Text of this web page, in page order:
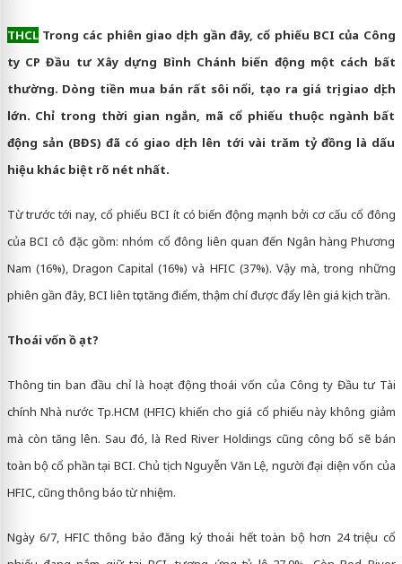
THCLTrong các phiên giao dịch gần đây, cổ phiếu BCI của Công
ty CP Đầu tư Xây dựng Bình Chánh biến động một cách bất
thường. Dòng tiền mua bán rất sôi nổi, tạo ra giá trị giao dịch
lớn. Chỉ trong thời gian ngắn, mã cổ phiếu thuộc ngành bất
động sản (BĐS) đã có giao dịch lên tới vài trăm tỷ đồng là dấu
hiệu khác biệt rõ nét nhất.
Từ trước tới nay, cổ phiếu BCI ít có biến động mạnh bởi cơ cấu cổ đông
của BCI cô đặc gồm: nhóm cổ đông liên quan đến Ngân hàng Phương
Nam (16%), Dragon Capital (16%) và HFIC (37%). Vậy mà, trong những
phiên gần đây, BCI liên tục tăng điểm, thậm chí được đẩy lên giá kịch trần.
Thoái vốn ồ ạt?
Thông tin ban đầu chỉ là hoạt động thoái vốn của Công ty Đầu tư Tài
chính Nhà nước Tp.HCM (HFIC) khiến cho giá cổ phiếu này không giảm
mà còn tăng lên. Sau đó, là Red River Holdings cũng công bố sẽ bán
toàn bộ cổ phần tại BCI. Chủ tịch Nguyễn Văn Lệ, người đại diện vốn của
HFIC, cũng thông báo từ nhiệm.
Ngày 6/7, HFIC thông báo đăng ký thoái hết toàn bộ hơn 24 triệu cổ